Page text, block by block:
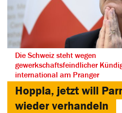
Die Schweiz steht wegen
gewerkschaftsfeindlicher
international am Pranger
Hoppla, jetzt will
wieder verhandeln